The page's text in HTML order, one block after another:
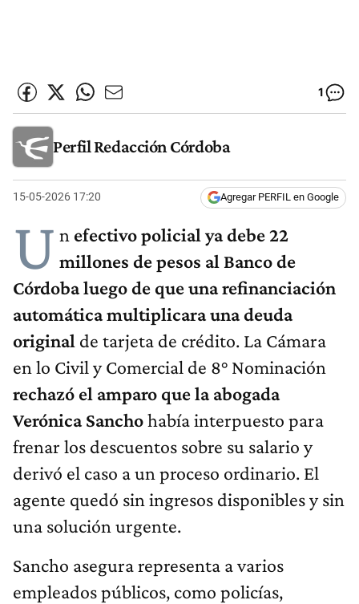
1
Perfil Redacción Córdoba
15-05-2026 17:20 Agregar PERFIL en Google
U n efectivo policial ya debe 22
millones de pesos al Banco de
Córdoba luego de que una refinanciación
automática multiplicara una deuda
original de tarjeta de crédito. La Cámara
en lo Civil y Comercial de 8° Nominación
rechazó el amparo que la abogada
Verónica Sanchohabía interpuesto para
frenar los descuentos sobre su salario y
derivó el caso a un proceso ordinario. El
agente quedó sin ingresos disponibles y sin
una solución urgente.
Sancho asegura representa a varios
empleados públicos, como policías,